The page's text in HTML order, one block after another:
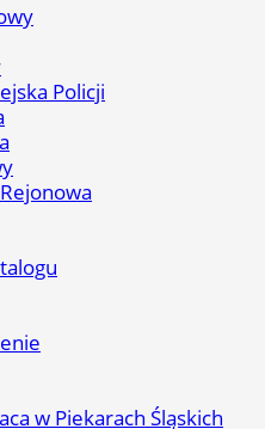
Policji
w Piekarach Śląskich